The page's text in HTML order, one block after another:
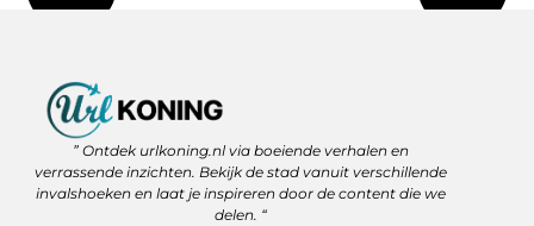
” Ontdek urlkoning.nl via boeiende verhalen en
verrassende inzichten. Bekijk de stad vanuit verschillende
invalshoeken en laat je inspireren door de content die we
delen. “